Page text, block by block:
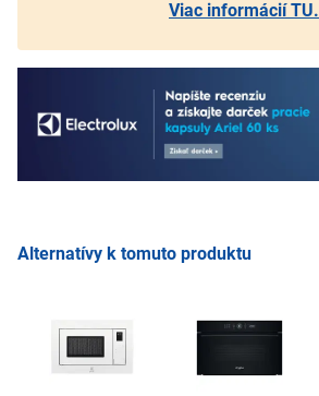
Viac informácií TU.
Alternatívy k tomuto produktu